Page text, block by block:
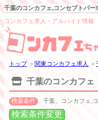
千葉のコンカフェ,コンセプトバー
コンカフェ求人・アルバイト情報
トップ＞ 関東コンカフェ求人 ＞
千葉のコンカフェ
検索条件 千葉、コンカフェ,
検索条件変更